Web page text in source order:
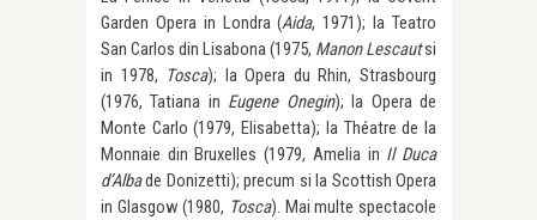
Garden Opera in Londra (Aida, 1971); la Teatro
San Carlos din Lisabona (1975, Manon Lescautsi
in 1978, Tosca); la Opera du Rhin, Strasbourg
(1976, Tatiana in Eugene Onegin); la Opera de
Monte Carlo (1979, Elisabetta); la Théatre de la
Monnaie din Bruxelles (1979, Amelia in Il Duca
d’Albade Donizetti); precum si la Scottish Opera
in Glasgow (1980, Tosca). Mai multe spectacole